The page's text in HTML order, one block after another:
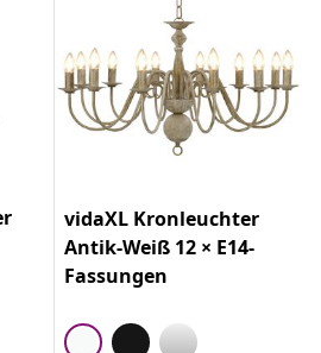
vidaXL Kronleuchter
Antik-Weiß 12 × E14-
Fassungen